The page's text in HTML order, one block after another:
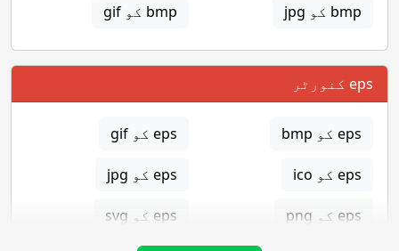
bmp کو jpg bmp کو gif
eps کنورٹر
eps کو bmp eps کو gif
eps کو ico eps کو jpg
eps کو png eps کو svg